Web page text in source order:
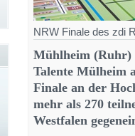
NRW Finale des zdi
Mühlheim (Ruhr)
Talente Mülheim
Finale an der
mehr als 270
Westfalen